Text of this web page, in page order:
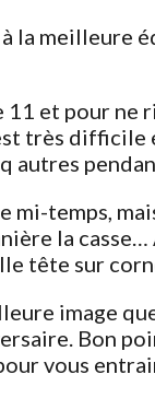
la meilleure
11 et pour
très difficile
autres
temps,
la
tête sur
image
Bon
vous